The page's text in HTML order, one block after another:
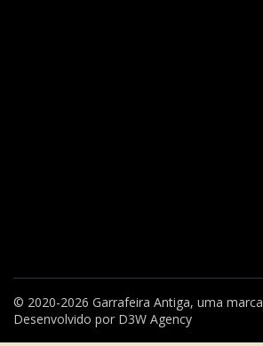
© 2020-2026 Garrafeira Antiga, uma marca
Desenvolvido por D3W Agency